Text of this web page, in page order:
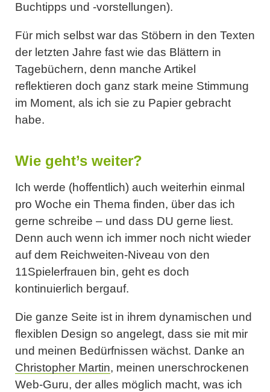
Buchtipps und -vorstellungen).
Für mich selbst war das Stöbern in den Texten
der letzten Jahre fast wie das Blättern in
Tagebüchern, denn manche Artikel
reflektieren doch ganz stark meine Stimmung
im Moment, als ich sie zu Papier gebracht
habe.
Wie geht’s weiter?
Ich werde (hoffentlich) auch weiterhin einmal
pro Woche ein Thema finden, über das ich
gerne schreibe – und dass DU gerne liest.
Denn auch wenn ich immer noch nicht wieder
auf dem Reichweiten-Niveau von den
11Spielerfrauen bin, geht es doch
kontinuierlich bergauf.
Die ganze Seite ist in ihrem dynamischen und
flexiblen Design so angelegt, dass sie mit mir
und meinen Bedürfnissen wächst. Danke an
Christopher Martin, meinen unerschrockenen
Web-Guru, der alles möglich macht, was ich